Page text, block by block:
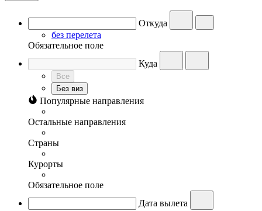
Откуда
без перелета
Обязательное поле
Куда
Все
Без виз
Популярные направления
Остальные направления
Страны
Курорты
Обязательное поле
Дата вылета